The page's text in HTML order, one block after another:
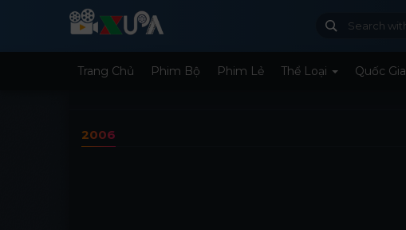
Trang Chủ Phim Bộ Phim Lẻ Thể Loại Quốc Gia
2006